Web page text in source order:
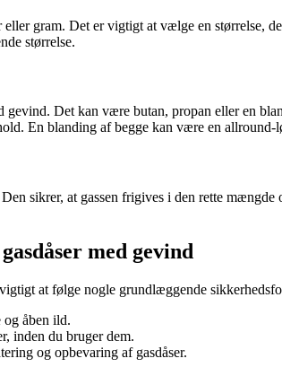
gram. Det er vigtigt at vælge en størrelse,
størrelse.
gevind. Det kan være butan, propan eller en
En blanding af begge kan være en allround-
sikrer, at gassen frigives i den rette
med gevind
at følge nogle grundlæggende
og åben ild.
inden du bruger dem.
og opbevaring af gasdåser.